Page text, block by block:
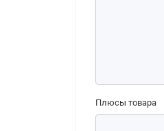
Плюсы товара